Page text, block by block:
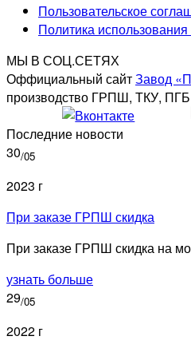
Пользовательское
Политика
МЫ В СОЦ.СЕТЯХ
Оффициальный сайтЗавод
производство ГРПШ, ТКУ,
Последние новости
30/05
2023 г
При заказе ГРПШ скидка
При заказе ГРПШ скидка на
узнать больше
29/05
2022 г